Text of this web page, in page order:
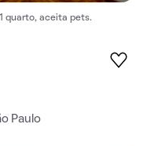
quarto, aceita pets.
Paulo